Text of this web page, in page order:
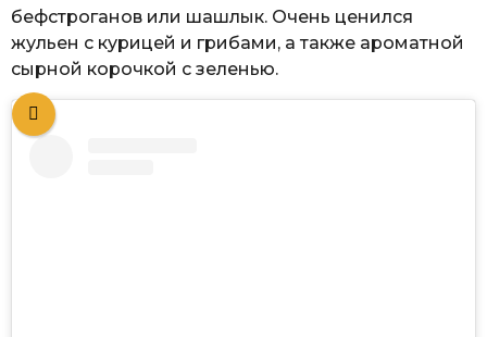
бефстроганов или шашлык. Очень ценился
жульен с курицей и грибами, а также ароматной
сырной корочкой с зеленью.